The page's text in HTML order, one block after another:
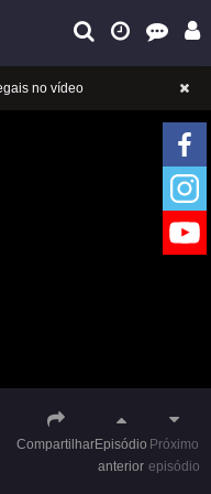
CompartilharEpisódio
anterior
Próximo
episódio